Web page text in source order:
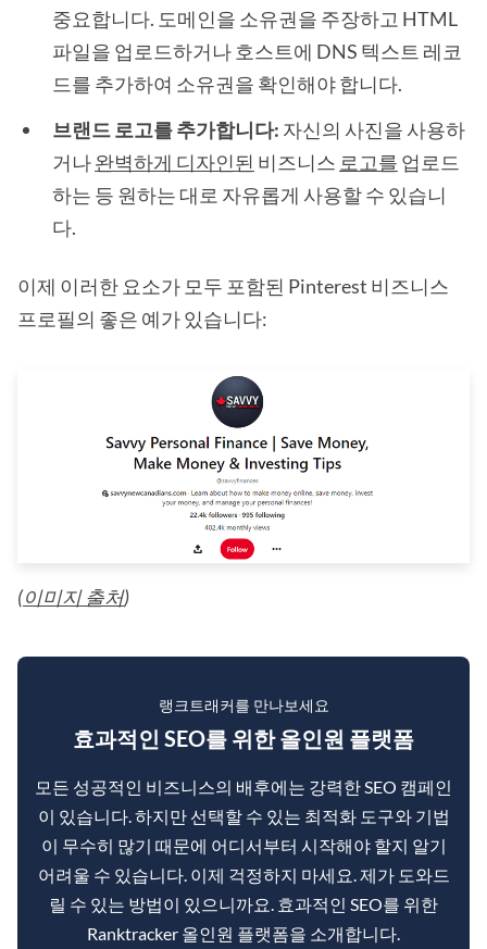
중요합니다. 도메인을 소유권을 주장하고 HTML
파일을 업로드하거나 호스트에 DNS 텍스트 레코
드를 추가하여 소유권을 확인해야 합니다.
브랜드 로고를 추가합니다: 자신의 사진을 사용하
거나완벽하게 디자인된 비즈니스 로고를 업로드
하는 등 원하는 대로 자유롭게 사용할 수 있습니
다.
이제 이러한 요소가 모두 포함된 Pinterest 비즈니스
프로필의 좋은 예가 있습니다:
(이미지 출처)
랭크트래커를 만나보세요
효과적인 SEO를 위한 올인원 플랫폼
모든 성공적인 비즈니스의 배후에는 강력한 SEO 캠페인
이 있습니다. 하지만 선택할 수 있는 최적화 도구와 기법
이 무수히 많기 때문에 어디서부터 시작해야 할지 알기
어려울 수 있습니다. 이제 걱정하지 마세요. 제가 도와드
릴 수 있는 방법이 있으니까요. 효과적인 SEO를 위한
Ranktracker 올인원 플랫폼을 소개합니다.